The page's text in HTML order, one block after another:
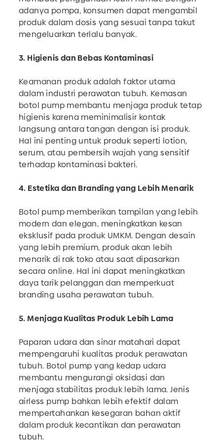
adanya pompa, konsumen dapat mengambil
produk dalam dosis yang sesuai tanpa takut
mengeluarkan terlalu banyak.
3. Higienis dan Bebas Kontaminasi
Keamanan produk adalah faktor utama
dalam industri perawatan tubuh. Kemasan
botol pump membantu menjaga produk tetap
higienis karena meminimalisir kontak
langsung antara tangan dengan isi produk.
Hal ini penting untuk produk seperti lotion,
serum, atau pembersih wajah yang sensitif
terhadap kontaminasi bakteri.
4. Estetika dan Branding yang Lebih Menarik
Botol pump memberikan tampilan yang lebih
modern dan elegan, meningkatkan kesan
eksklusif pada produk UMKM. Dengan desain
yang lebih premium, produk akan lebih
menarik di rak toko atau saat dipasarkan
secara online. Hal ini dapat meningkatkan
daya tarik pelanggan dan memperkuat
branding usaha perawatan tubuh.
5. Menjaga Kualitas Produk Lebih Lama
Paparan udara dan sinar matahari dapat
mempengaruhi kualitas produk perawatan
tubuh. Botol pump yang kedap udara
membantu mengurangi oksidasi dan
menjaga stabilitas produk lebih lama. Jenis
airless pump bahkan lebih efektif dalam
mempertahankan kesegaran bahan aktif
dalam produk kecantikan dan perawatan
tubuh.